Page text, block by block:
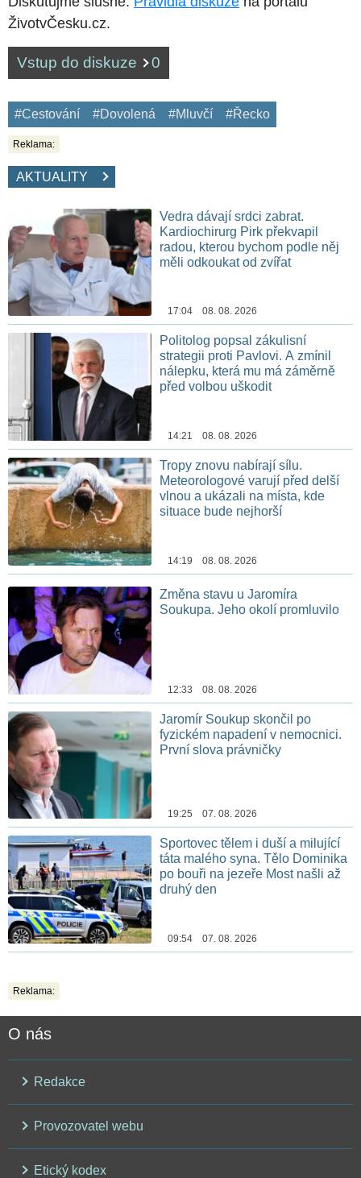
ŽivotvČesku.cz.
Vstup do diskuze 0
#Cestování #Dovolená #Mluvčí #Řecko
Reklama:
AKTUALITY
Vedra dávají srdci zabrat.
Kardiochirurg Pirk překvapil
radou, kterou bychom podle něj
měli odkoukat od zvířat
17:04 08. 08. 2026
Politolog popsal zákulisní
strategii proti Pavlovi. A zmínil
nálepku, která mu má záměrně
před volbou uškodit
14:21 08. 08. 2026
Tropy znovu nabírají sílu.
Meteorologové varují před delší
vlnou a ukázali na místa, kde
situace bude nejhorší
14:19 08. 08. 2026
Změna stavu u Jaromíra
Soukupa. Jeho okolí promluvilo
12:33 08. 08. 2026
Jaromír Soukup skončil po
fyzickém napadení v nemocnici.
První slova právničky
19:25 07. 08. 2026
Sportovec tělem i duší a milující
táta malého syna. Tělo Dominika
po bouři na jezeře Most našli až
druhý den
09:54 07. 08. 2026
Reklama:
O nás
Redakce
Provozovatel webu
Etický kodex